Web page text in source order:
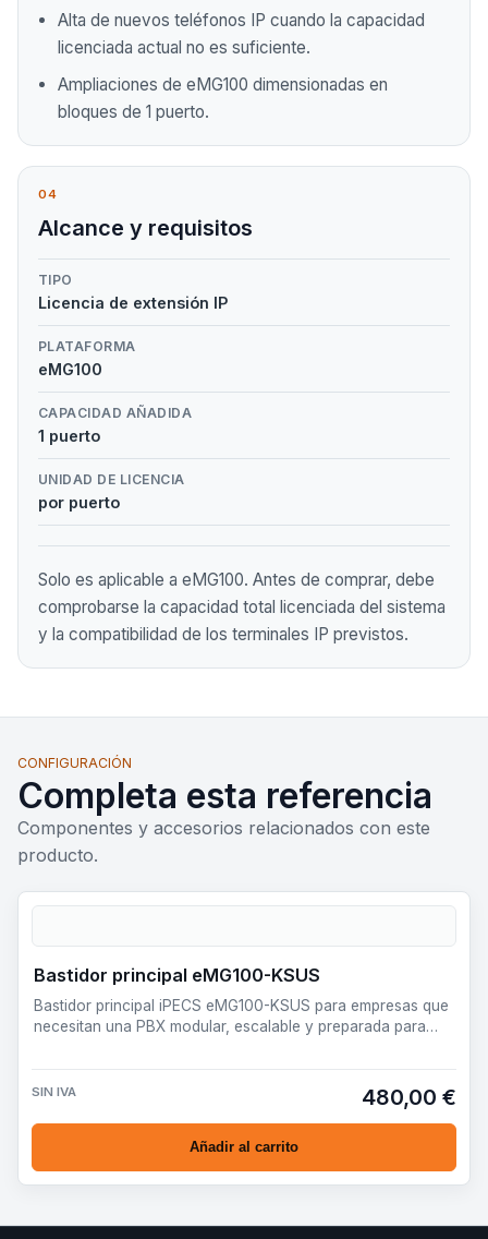
Alta de nuevos teléfonos IP cuando la capacidad
licenciada actual no es suficiente.
Ampliaciones de eMG100 dimensionadas en
bloques de 1 puerto.
04
Alcance y requisitos
TIPO
Licencia de extensión IP
PLATAFORMA
eMG100
CAPACIDAD AÑADIDA
1 puerto
UNIDAD DE LICENCIA
por puerto
Solo es aplicable a eMG100. Antes de comprar, debe
comprobarse la capacidad total licenciada del sistema
y la compatibilidad de los terminales IP previstos.
CONFIGURACIÓN
Completa esta referencia
Componentes y accesorios relacionados con este
producto.
Bastidor principal eMG100-KSUS
Bastidor principal iPECS eMG100-KSUS para empresas que
necesitan una PBX modular, escalable y preparada para
SIN IVA 480,00 €
Añadir al carrito